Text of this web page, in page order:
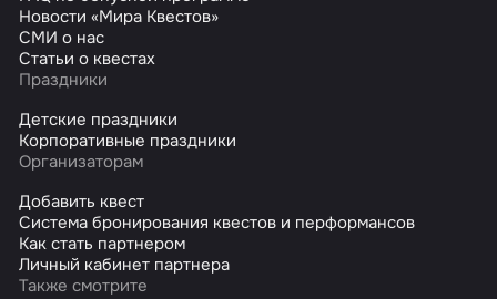
Новости «Мира Квестов»
СМИ о нас
Статьи о квестах
Праздники
Детские праздники
Корпоративные праздники
Организаторам
Добавить квест
Система бронирования квестов и перформансов
Как стать партнером
Личный кабинет партнера
Также смотрите